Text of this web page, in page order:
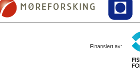
Finansiert av: